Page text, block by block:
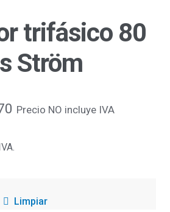
trifásico 80
Ström
Rango
precios:
$ 68,59
Precio NO incluye IVA
Limpiar